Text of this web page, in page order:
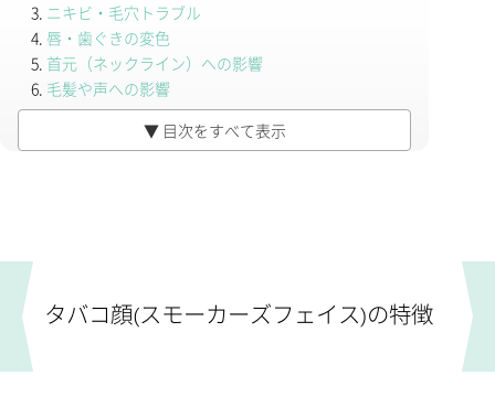
ニキビ・毛穴トラブル
唇・歯ぐきの変色
首元（ネックライン）への影響
毛髪や声への影響
加熱式タバコ・電子タバコはどうなのか
なぜ喫煙で老化が進んでしまうのか ─ 4つのメカニズム
禁煙で戻せるもの・戻せないもの
戻しにくいもの
スモーカーズフェイスを治すために ─ 4つの対策
▼ 目次をすべて表示
タバコ顔(スモーカーズフェイス)の特徴